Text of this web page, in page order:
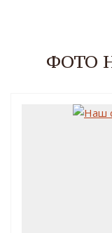
ФОТО